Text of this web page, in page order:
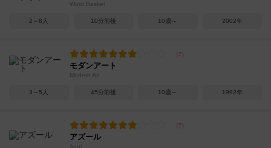
Word Basket
2～8人 10分前後 10歳～ 2002年
モダンアート
Modern Art
3～5人 45分前後 10歳～ 1992年
アズール
Azul